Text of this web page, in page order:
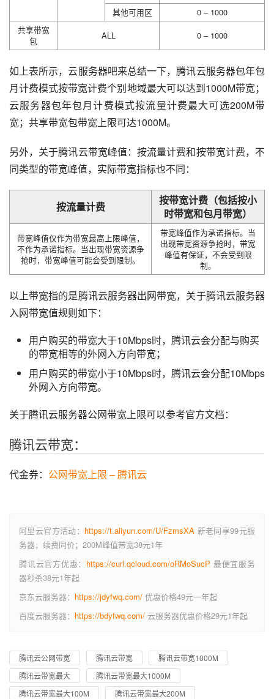
其他可用区
0 – 1000
共享带宽
包
ALL 0 – 1000
如上表所示，云服务器吧来总结一下，腾讯云服务器包年包
月计费模式按带宽计费个别地域最大可以达到1000M带宽；
云服务器包年包月计费模式按流量计费最大可选200M带
宽；共享带宽包带宽上限可达1000M。
另外，关于腾讯云带宽峰值：按流量计费和按带宽计费，不
同类型的带宽峰值，实际带宽指标也不同：
按流量计费
按带宽计费（包括按小
时带宽和包月带宽）
带宽峰值仅作为带宽最高上限峰值，
不作为承诺指标。当出现带宽资源争
抢时，带宽峰值可能会受到限制。
带宽峰值作为承诺指标。当
出现带宽资源争抢时，带宽
峰值有保证，不会受到限
制。
以上带宽指的是腾讯云服务器出网带宽，关于腾讯云服务器
入网带宽值规则如下：
用户购买的带宽大于10Mbps时，腾讯云会分配与购买
的带宽相等的外网入方向带宽；
用户购买的带宽小于10Mbps时，腾讯云会分配10Mbps
外网入方向带宽。
关于腾讯云服务器公网带宽上限可以参考官方文档：
腾讯云带宽：
代金券： 公网带宽上限 – 腾讯云
阿里云官方活动： https://t.aliyun.com/U/FzmsXA 新老同享99元服
务器，续费同价；200M峰值带宽38元1年
腾讯云官方优惠： https://curl.qcloud.com/oRMoSucP 最便宜服务
器秒杀38元1年起
京东云服务器： https://jdyfwq.com/ 优惠价格49元一年起
百度云服务器： https://bdyfwq.com/ 云服务器优惠价格29元1年起
腾讯云公网带宽 腾讯云带宽
腾讯云带宽1000M
腾讯云带宽最大
腾讯云带宽最大1000M
腾讯云带宽最大100M
腾讯云带宽最大200M